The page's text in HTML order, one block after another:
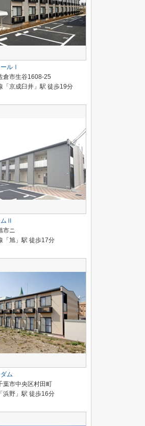
ルⅠ
倉市生谷1608-25
「京成臼井」駅 徒歩19分
ムⅡ
市ニ
「旭」駅 徒歩17分
ム
葉市中央区村田町
浜野」駅 徒歩16分